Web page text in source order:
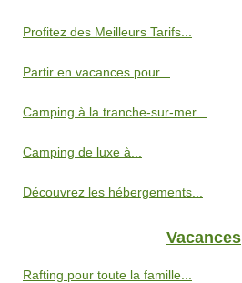
Profitez des Meilleurs Tarifs...
Partir en vacances pour...
Camping à la tranche-sur-mer...
Camping de luxe à...
Découvrez les hébergements...
Vacances
Rafting pour toute la famille...